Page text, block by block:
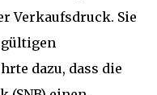
Verkaufsdruck. Sie
dazu, dass die